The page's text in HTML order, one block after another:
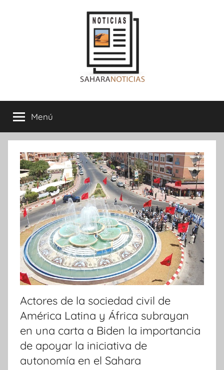
Sahara
Noticias
Menú
Actores de la sociedad civil de
América Latina y África subrayan
en una carta a Biden la importancia
de apoyar la iniciativa de
autonomía en el Sahara